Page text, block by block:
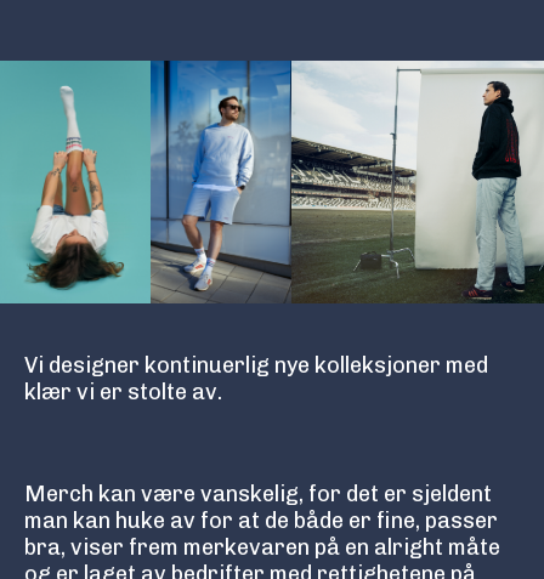
Vi designer kontinuerlig nye kolleksjoner med
klær vi er stolte av.
Merch kan være vanskelig, for det er sjeldent
man kan huke av for at de både er fine, passer
bra, viser frem merkevaren på en alright måte